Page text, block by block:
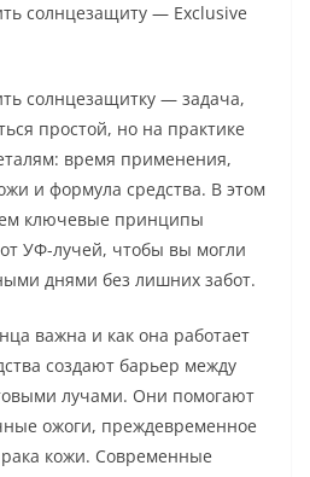
солнцезащиту — Exclusive
солнцезащитку — задача,
простой, но на практике
время применения,
и формула средства. В этом
ключевые принципы
УФ-лучей, чтобы вы могли
днями без лишних забот.
важна и как она работает
создают барьер между
лучами. Они помогают
ожоги, преждевременное
кожи. Современные